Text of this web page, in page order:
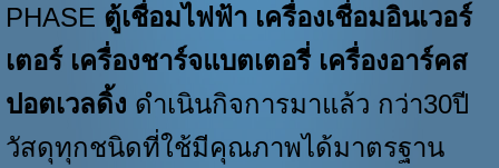
PHASE ตู้เชื่อมไฟฟ้า เครื่องเชื่อมอินเวอร์
เตอร์ เครื่องชาร์จแบตเตอรี่ เครื่องอาร์คส
ปอตเวลดิ้ง ดำเนินกิจการมาแล้ว กว่า30ปี
วัสดุทุกชนิดที่ใช้มีคุณภาพได้มาตรฐาน